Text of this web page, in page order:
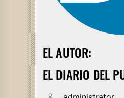
EL AUTOR:
EL DIARIO DEL